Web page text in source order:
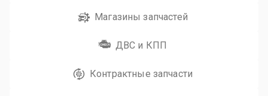
Магазины запчастей
ДВС и КПП
Контрактные запчасти